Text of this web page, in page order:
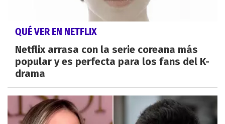
QUÉ VER EN NETFLIX
Netflix arrasa con la serie coreana más
popular y es perfecta para los fans del K-
drama